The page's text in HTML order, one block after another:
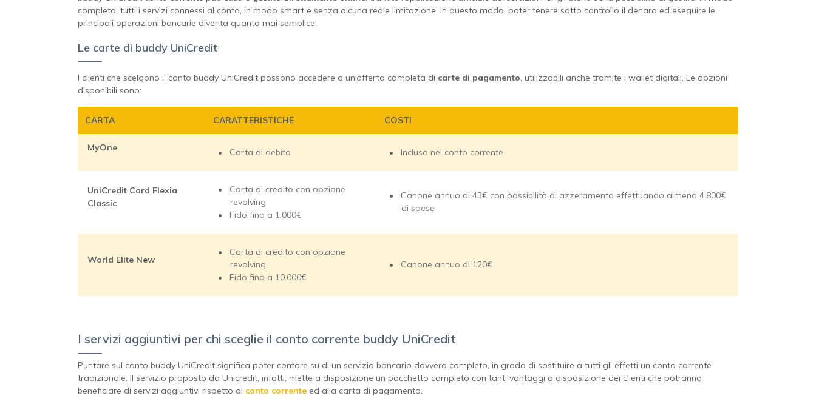
completo, tutti i servizi connessi al conto, in modo smart e senza alcuna reale limitazione. In questo modo, poter tenere sotto controllo il denaro ed eseguire le
principali operazioni bancarie diventa quanto mai semplice.
Le carte di buddy UniCredit
I clienti che scelgono il conto buddy UniCredit possono accedere a un’offerta completa di carte di pagamento, utilizzabili anche tramite i wallet digitali. Le opzioni
disponibili sono:
CARTA CARATTERISTICHE COSTI
MyOne Carta di debito Inclusa nel conto corrente
UniCredit Card Flexia
Classic
Carta di credito con opzione
revolving
Fido fino a 1.000€
Canone annuo di 43€ con possibilità di azzeramento effettuando almeno 4.800€
di spese
World Elite New
Carta di credito con opzione
revolving
Fido fino a 10.000€
Canone annuo di 120€
I servizi aggiuntivi per chi sceglie il conto corrente buddy UniCredit
Puntare sul conto buddy UniCredit significa poter contare su di un servizio bancario davvero completo, in grado di sostituire a tutti gli effetti un conto corrente
tradizionale. Il servizio proposto da Unicredit, infatti, mette a disposizione un pacchetto completo con tanti vantaggi a disposizione dei clienti che potranno
beneficiare di servizi aggiuntivi rispetto al conto corrente ed alla carta di pagamento.